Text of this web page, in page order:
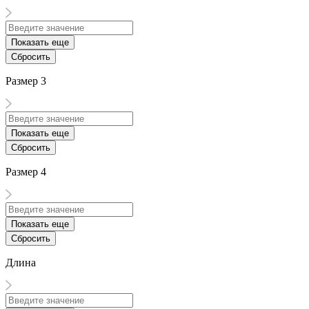
Показать еще
Сбросить
Размер 3
Показать еще
Сбросить
Размер 4
Показать еще
Сбросить
Длина